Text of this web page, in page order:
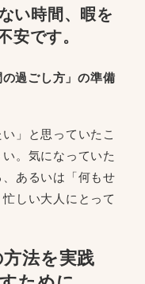
い時間、暇を
安です。
過ごし方」の準備
」と思っていたこ
。気になっていた
あるいは「何もせ
しい大人にとって
法を実践